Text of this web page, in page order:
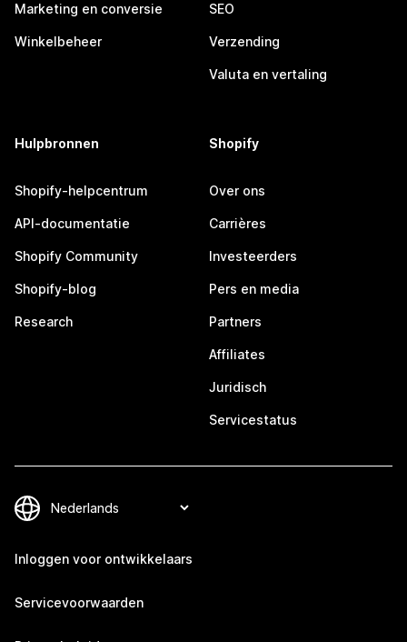
Marketing en conversie
Winkelbeheer
SEO
Verzending
Valuta en vertaling
Hulpbronnen
Shopify-helpcentrum
API-documentatie
Shopify Community
Shopify-blog
Research
Shopify
Over ons
Carrières
Investeerders
Pers en media
Partners
Affiliates
Juridisch
Servicestatus
Inloggen voor ontwikkelaars
Servicevoorwaarden